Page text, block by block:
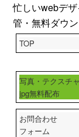
忙しいwebデ
管・無料ダウ
TOP
写真・テクスチ
jpg無料配布
お問合わせ
フォーム